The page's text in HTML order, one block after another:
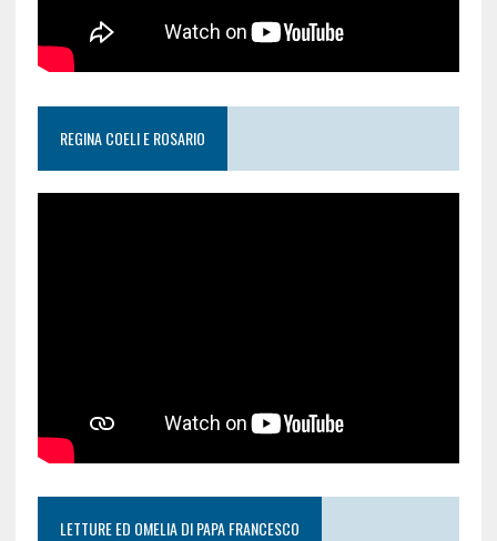
REGINA COELI E ROSARIO
LETTURE ED OMELIA DI PAPA FRANCESCO